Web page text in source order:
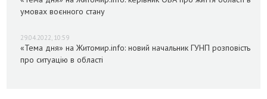
умовах воєнного стану
29.04.2022, 10:59
«Тема дня» на Житомир.info: новий начальник ГУНП розповість
про ситуацію в області